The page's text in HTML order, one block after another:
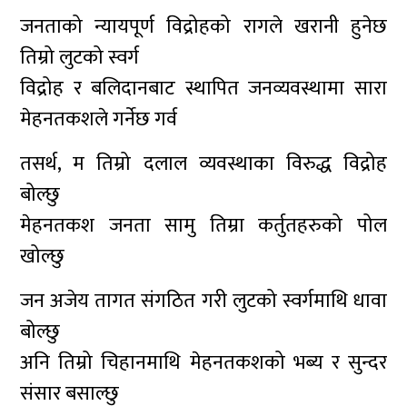
जनताको न्यायपूर्ण विद्रोहको रागले खरानी हुनेछ
तिम्रो लुटको स्वर्ग
विद्रोह र बलिदानबाट स्थापित जनव्यवस्थामा सारा
मेहनतकशले गर्नेछ गर्व
तसर्थ, म तिम्रो दलाल व्यवस्थाका विरुद्ध विद्रोह
बोल्छु
मेहनतकश जनता सामु तिम्रा कर्तुतहरुको पोल
खोल्छु
जन अजेय तागत संगठित गरी लुटको स्वर्गमाथि धावा
बोल्छु
अनि तिम्रो चिहानमाथि मेहनतकशको भब्य र सुन्दर
संसार बसाल्छु